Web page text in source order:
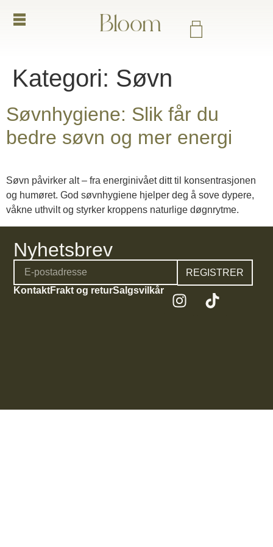
Kategori: Søvn
Søvnhygiene: Slik får du
bedre søvn og mer energi
Søvn påvirker alt – fra energinivået ditt til konsentrasjonen
og humøret. God søvnhygiene hjelper deg å sove dypere,
våkne uthvilt og styrker kroppens naturlige døgnrytme.
Nyhetsbrev
REGISTRER
KontaktFrakt og returSalgsvilkår